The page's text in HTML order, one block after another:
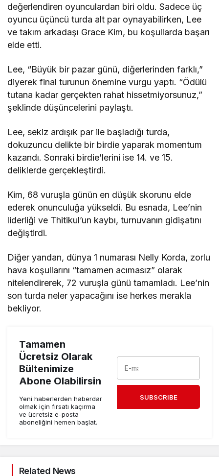
değerlendiren oyunculardan biri oldu. Sadece üç
oyuncu üçüncü turda alt par oynayabilirken, Lee
ve takım arkadaşı Grace Kim, bu koşullarda başarı
elde etti.
Lee, “Büyük bir pazar günü, diğerlerinden farklı,”
diyerek final turunun önemine vurgu yaptı. “Ödülü
tutana kadar gerçekten rahat hissetmiyorsunuz,”
şeklinde düşüncelerini paylaştı.
Lee, sekiz ardışık par ile başladığı turda,
dokuzuncu delikte bir birdie yaparak momentum
kazandı. Sonraki birdie’lerini ise 14. ve 15.
deliklerde gerçekleştirdi.
Kim, 68 vuruşla günün en düşük skorunu elde
ederek onunculuğa yükseldi. Bu esnada, Lee’nin
liderliği ve Thitikul’un kaybı, turnuvanın gidişatını
değiştirdi.
Diğer yandan, dünya 1 numarası Nelly Korda, zorlu
hava koşullarını “tamamen acımasız” olarak
nitelendirerek, 72 vuruşla günü tamamladı. Lee’nin
son turda neler yapacağını ise herkes merakla
bekliyor.
Tamamen
Ücretsiz Olarak
Bültenimize
Abone Olabilirsin
Yeni haberlerden haberdar
olmak için fırsatı kaçırma
ve ücretsiz e-posta
aboneliğini hemen başlat.
SUBSCRIBE
Related News